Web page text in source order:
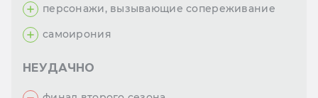
персонажи, вызывающие сопереживание
самоирония
НЕУДАЧНО